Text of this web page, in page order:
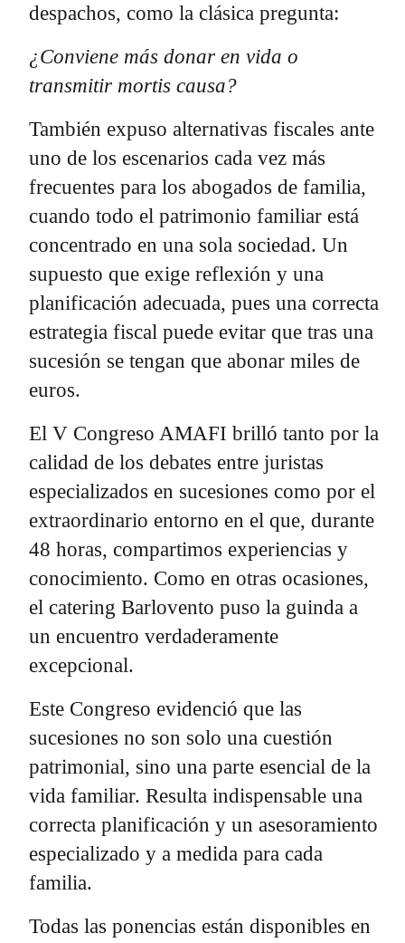
despachos, como la clásica pregunta:
¿Conviene más donar en vida o
transmitir mortis causa?
También expuso alternativas fiscales ante
uno de los escenarios cada vez más
frecuentes para los abogados de familia,
cuando todo el patrimonio familiar está
concentrado en una sola sociedad. Un
supuesto que exige reflexión y una
planificación adecuada, pues una correcta
estrategia fiscal puede evitar que tras una
sucesión se tengan que abonar miles de
euros.
El V Congreso AMAFI brilló tanto por la
calidad de los debates entre juristas
especializados en sucesiones como por el
extraordinario entorno en el que, durante
48 horas, compartimos experiencias y
conocimiento. Como en otras ocasiones,
el catering Barlovento puso la guinda a
un encuentro verdaderamente
excepcional.
Este Congreso evidenció que las
sucesiones no son solo una cuestión
patrimonial, sino una parte esencial de la
vida familiar. Resulta indispensable una
correcta planificación y un asesoramiento
especializado y a medida para cada
familia.
Todas las ponencias están disponibles en